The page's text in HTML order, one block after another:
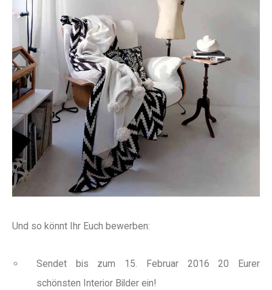
Und so könnt Ihr Euch bewerben:
Sendet bis zum 15. Februar 2016 20 Eurer
schönsten Interior Bilder ein!